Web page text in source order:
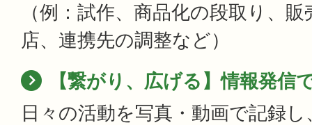
（例：試作、商品化の段取り、
店、連携先の調整など）
【繋がり、広げる】情報発信
日々の活動を写真・動画で記録